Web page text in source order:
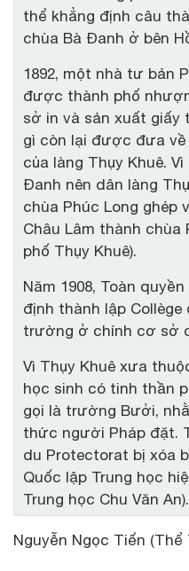
thể khẳng định câu
chùa Bà Đanh ở bên
1892, một nhà tư bản
được thành phố
sở in và sản xuất giấy
gì còn lại được đưa
của làng Thụy Khuê.
Đanh nên dân làng
chùa Phúc Long ghép
Châu Lâm thành chùa
phố Thụy Khuê).
Năm 1908, Toàn
định thành lập
trường ở chính cơ sở
Vì Thụy Khuê xưa
học sinh có tinh thần
gọi là trường Bưởi,
thức người Pháp đặt.
du Protectorat bị xóa
Quốc lập Trung học
Trung học Chu Văn An).
Nguyễn Ngọc Tiến (Thể